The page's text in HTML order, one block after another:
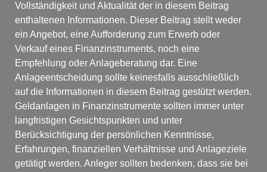
Vollständigkeit und Aktualität der in diesem Beitrag
enthaltenen Informationen. Dieser Beitrag stellt weder
ein Angebot, eine Aufforderung zum Erwerb oder
Verkauf eines Finanzinstruments, noch eine
Empfehlung oder Anlageberatung dar. Eine
Anlageentscheidung sollte keinesfalls ausschließlich
auf die Informationen in diesem Beitrag gestützt werden.
Geldanlagen in Finanzinstrumente sollten immer unter
langfristigen Gesichtspunkten und unter
Berücksichtigung der persönlichen Kenntnisse,
Erfahrungen, finanziellen Verhältnisse und Anlageziele
getätigt werden. Anleger sollten bedenken, dass sie bei